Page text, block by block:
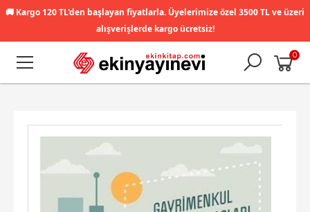
🚚 Kargo 120 TL'den başlayan fiyatlarla. Üyelerimize özel 3500 TL ve üzeri
alışverişlerde kargo ücretsiz!
0